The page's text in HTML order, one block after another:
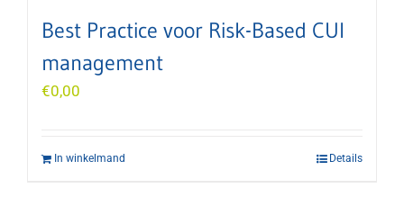
Best Practice voor Risk-Based CUI
management
€0,00
In winkelmand Details